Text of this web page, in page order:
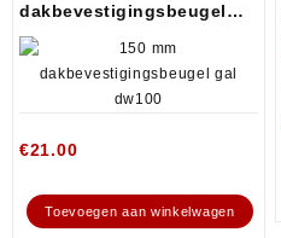
dakbevestigingsbeugel
gal...
€21.00
Toevoegen aan winkelwagen